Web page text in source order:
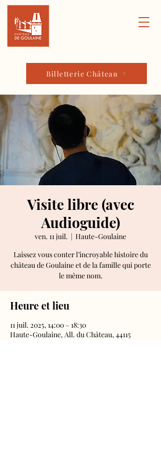
Billetterie Château
Visite libre (avec
Audioguide)
ven. 11 juil.
  |
Haute-Goulaine
Laissez vous conter l’incroyable histoire du
château de Goulaine et de la famille qui porte
le même nom.
Heure et lieu
11 juil. 2025, 14:00 – 18:30
Haute-Goulaine, All. du Château, 44115